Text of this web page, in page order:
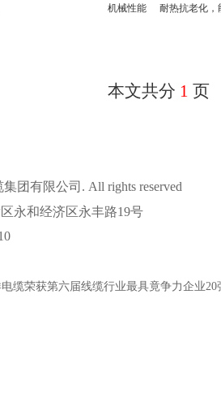
机械性能 耐热抗老化，
本文共分 1 页
团有限公司. All rights reserved
永和经济区永丰路19号
缆荣获第六届线缆行业最具竟争力企业20